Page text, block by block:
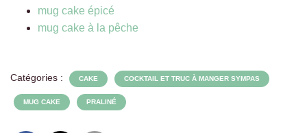
mug cake épicé
mug cake à la pêche
Catégories : CAKE COCKTAIL ET TRUC À MANGER SYMPAS
MUG CAKE PRALINÉ